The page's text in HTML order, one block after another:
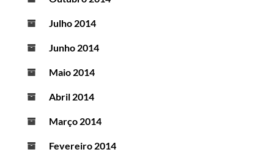
Julho 2014
Junho 2014
Maio 2014
Abril 2014
Março 2014
Fevereiro 2014